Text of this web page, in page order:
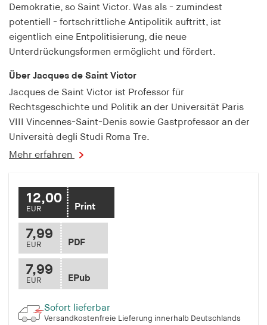
Demokratie, so Saint Victor. Was als - zumindest
potentiell - fortschrittliche Antipolitik auftritt, ist
eigentlich eine Entpolitisierung, die neue
Unterdrückungsformen ermöglicht und fördert.
Über Jacques de Saint Victor
Jacques de Saint Victor ist Professor für
Rechtsgeschichte und Politik an der Universität Paris
VIII Vincennes-Saint-Denis sowie Gastprofessor an der
Università degli Studi Roma Tre.
Mehr erfahren
12,00
EUR Print
7,99
EUR PDF
7,99
EUR EPub
Sofort lieferbar
Versandkostenfreie Lieferung innerhalb Deutschlands
fonts_loaded
Name:
Anbieter:
Cookie Laufzeit:
7 Tage